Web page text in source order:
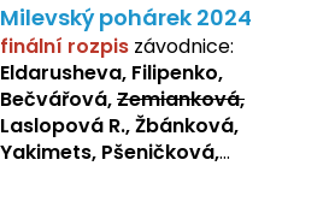
Milevský pohárek 2024
finální rozpis závodnice:
Eldarusheva, Filipenko,
Bečvářová,Zemianková,
Laslopová R., Žbánková,
Yakimets, Pšeničková,